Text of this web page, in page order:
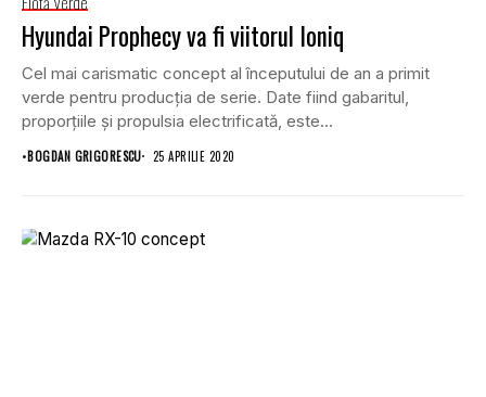
Hyundai Prophecy va fi viitorul Ioniq
Cel mai carismatic concept al începutului de an a primit
verde pentru producția de serie. Date fiind gabaritul,
proporțiile și propulsia electrificată, este...
•BOGDAN GRIGORESCU 25 APRILIE 2020